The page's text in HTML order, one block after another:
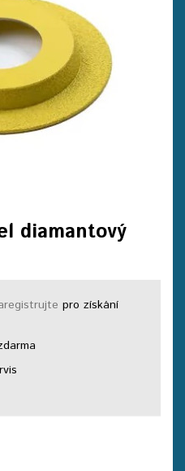
diamantový
pro získání